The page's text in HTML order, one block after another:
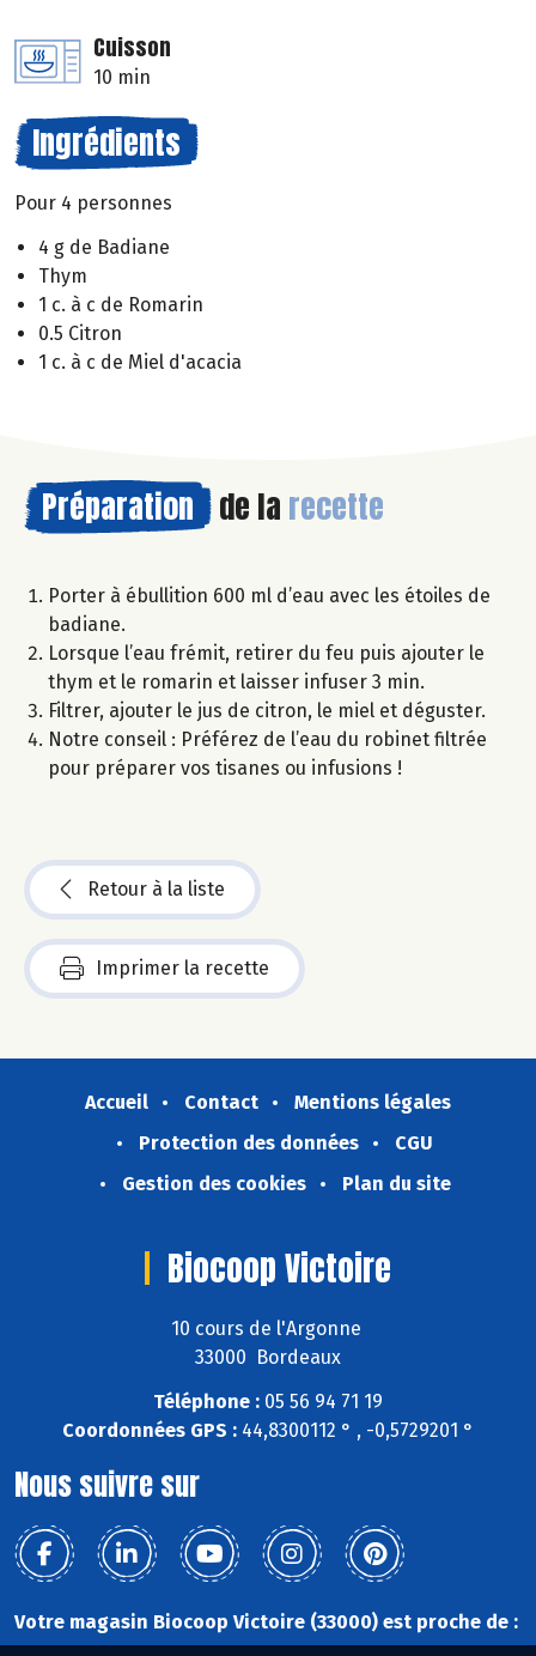
Cuisson
10 min
Ingrédients
Pour 4 personnes
4 g de Badiane
Thym
1 c. à c de Romarin
0.5 Citron
1 c. à c de Miel d'acacia
Préparation de la recette
Porter à ébullition 600 ml d’eau avec les étoiles de
badiane.
Lorsque l’eau frémit, retirer du feu puis ajouter le
thym et le romarin et laisser infuser 3 min.
Filtrer, ajouter le jus de citron, le miel et déguster.
Notre conseil : Préférez de l’eau du robinet filtrée
pour préparer vos tisanes ou infusions !
Retour à la liste
Imprimer la recette
Accueil Contact
Mentions légales
Protection des données
CGU
Gestion des cookies
Plan du site
Biocoop Victoire
10 cours de l'Argonne
33000 Bordeaux
Téléphone : 05 56 94 71 19
Coordonnées GPS : 44,8300112 ° , -0,5729201 °
Nous suivre sur
Votre magasin Biocoop Victoire (33000) est proche de :